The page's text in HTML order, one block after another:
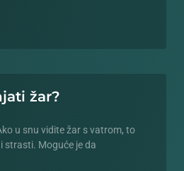
žar?
u snu vidite žar s vatrom, to
strasti. Moguće je da